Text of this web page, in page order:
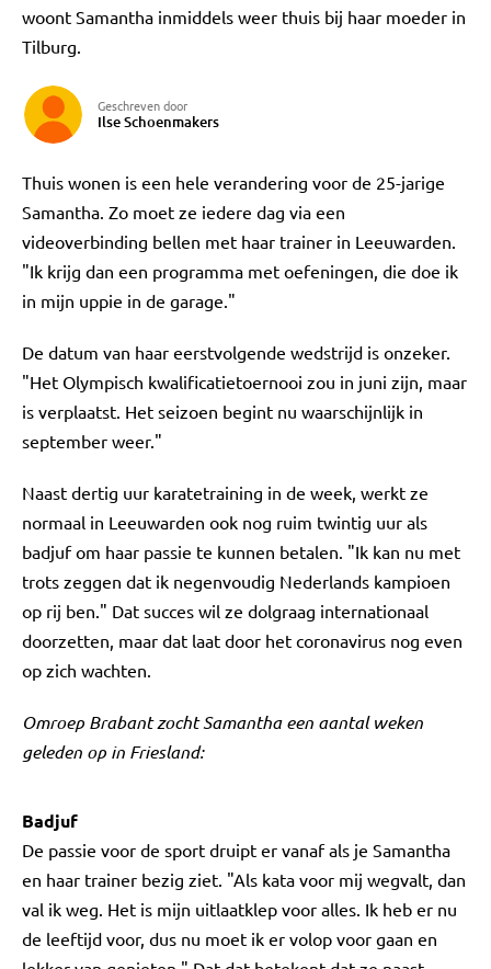
woont Samantha inmiddels weer thuis bij haar moeder in
Tilburg.
Geschreven door
Ilse Schoenmakers
Thuis wonen is een hele verandering voor de 25-jarige
Samantha. Zo moet ze iedere dag via een
videoverbinding bellen met haar trainer in Leeuwarden.
"Ik krijg dan een programma met oefeningen, die doe ik
in mijn uppie in de garage."
De datum van haar eerstvolgende wedstrijd is onzeker.
"Het Olympisch kwalificatietoernooi zou in juni zijn, maar
is verplaatst. Het seizoen begint nu waarschijnlijk in
september weer."
Naast dertig uur karatetraining in de week, werkt ze
normaal in Leeuwarden ook nog ruim twintig uur als
badjuf om haar passie te kunnen betalen. "Ik kan nu met
trots zeggen dat ik negenvoudig Nederlands kampioen
op rij ben." Dat succes wil ze dolgraag internationaal
doorzetten, maar dat laat door het coronavirus nog even
op zich wachten.
Omroep Brabant zocht Samantha een aantal weken
geleden op in Friesland:
Badjuf
De passie voor de sport druipt er vanaf als je Samantha
en haar trainer bezig ziet. "Als kata voor mij wegvalt, dan
val ik weg. Het is mijn uitlaatklep voor alles. Ik heb er nu
de leeftijd voor, dus nu moet ik er volop voor gaan en